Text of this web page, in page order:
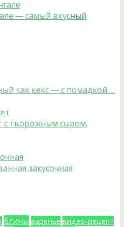
— самый вкусный
как кекс — с помадкой …
с творожным сыром,
закусочная
блины варенье видео-рецепт